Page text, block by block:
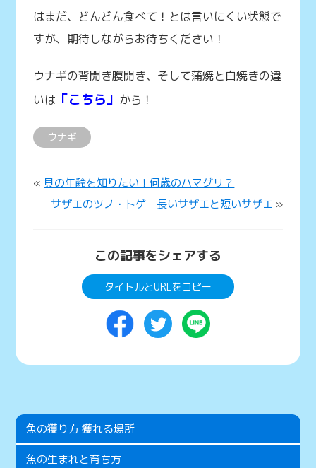
はまだ、どんどん食べて！とは言いにくい状態で
すが、期待しながらお待ちください！
ウナギの背開き腹開き、そして蒲焼と白焼きの違
いは 「こちら」 から！
ウナギ
« 貝の年齢を知りたい！何歳のハマグリ？
サザエのツノ・トゲ 長いサザエと短いサザエ »
この記事をシェアする
タイトルとURLをコピー
魚の獲り方 獲れる場所
魚の生まれと育ち方